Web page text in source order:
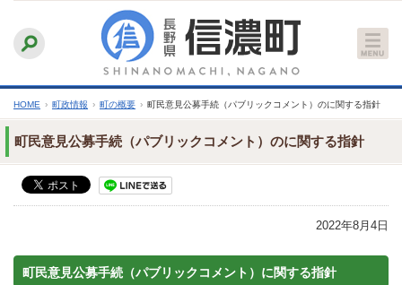
文
へ
ふりがなをつける
文字サイズ
縮小 標準 拡大
HOME › 町政情報 › 町の概要 › 町民意見公募手続（パブリックコメント）のに関する指針
町民意見公募手続（パブリックコメント）のに関する指針
2022年8月4日
町民意見公募手続（パブリックコメント）に関する指針